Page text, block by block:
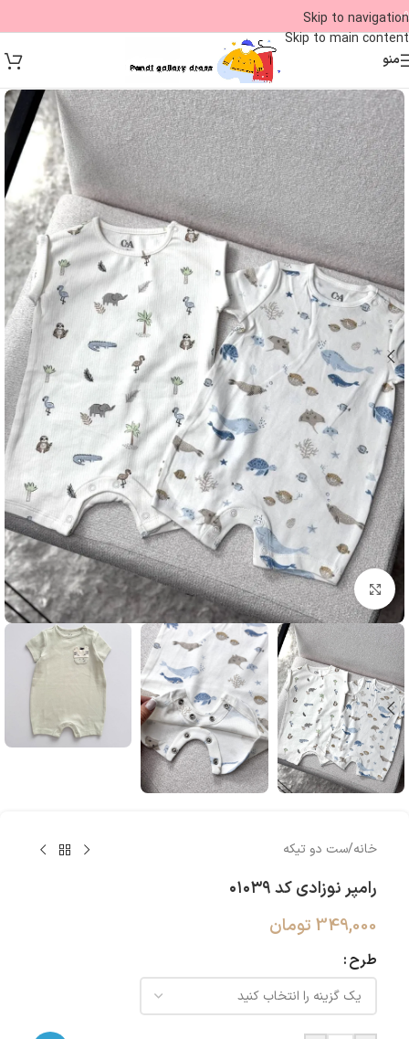
Skip to navigation
Skip to main content
09
منو
بزرگنمایی تصویر
خانه/ست دو تیکه
رامپر نوزادی کد ۰۱۰۳۹
349,000 تومان
طرح